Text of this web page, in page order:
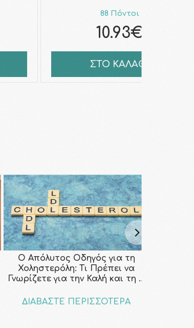
88 Πόντοι
10.93€
ΣΤΟ ΚΑΛΑΘΙ
Ο Απόλυτος Οδηγός για τη
Χοληστερόλη: Τι Πρέπει να
Γνωρίζετε για την Καλή και τη …
ΔΙΑΒΑΣΤΕ ΠΕΡΙΣΣΟΤΕΡΑ